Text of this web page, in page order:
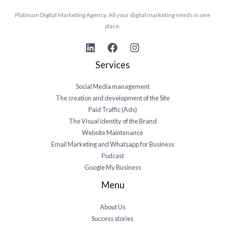
Platinum Digital Marketing Agency. All your digital marketing needs in one
place.
Services
Social Media management
The creation and development of the Site
Paid Traffic (Ads)
The Visual identity of the Brand
Website Maintenance
Email Marketing and Whatsapp for Business
Podcast
Google My Business
Menu
About Us
Success stories